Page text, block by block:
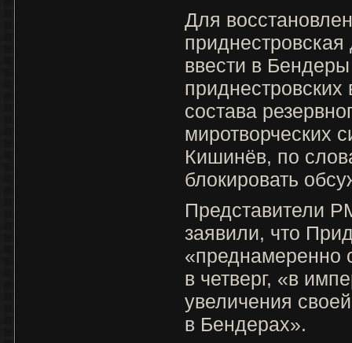
Для
ввести в
состава
миротворческих
Кишинёв, по
блокировать
Представители
заявили, что
«преднамеренно
в четверг, «в
увеличения
в Бендерах».